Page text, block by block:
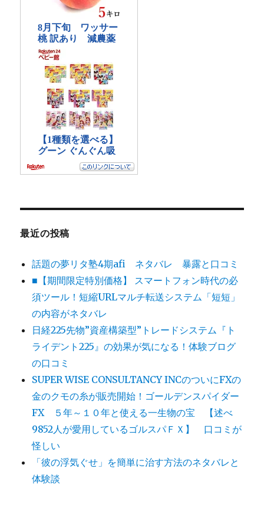
最近の投稿
話題の夢リタ塾4期afi ネタバレ 暴露と口コミ
■【期間限定特別価格】 スマートフォン時代の必
須ツール！短縮URLマルチ転送システム「短短」
の内容がネタバレ
日経225先物”資産構築型”トレードシステム『ト
ライデント225』の効果が気になる！体験ブログ
の口コミ
SUPER WISE CONSULTANCY INCのついにFXの
金のクモの糸が販売開始！ゴールデンスパイダー
FX ５年～１０年と使える一生物の宝 【述べ
9852人が愛用しているゴルスパＦＸ】 口コミが
怪しい
「彼の浮気ぐせ」を簡単に治す方法のネタバレと
体験談